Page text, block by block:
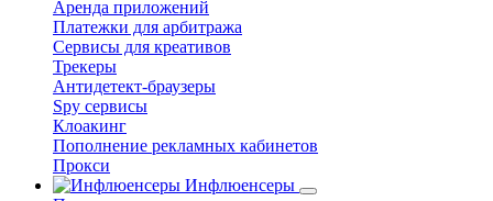
Аренда приложений
Платежки для арбитража
Сервисы для креативов
Трекеры
Антидетект-браузеры
Spy сервисы
Клоакинг
Пополнение рекламных кабинетов
Прокси
Инфлюенсеры